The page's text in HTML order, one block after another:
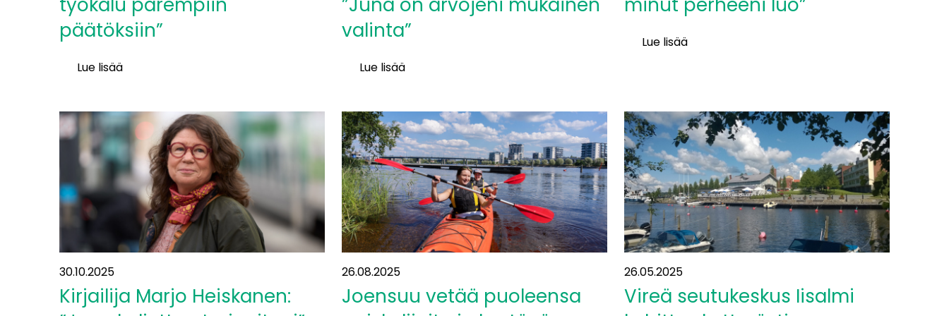
päätöksiin”
Lue lisää
on
työkalu
parempiin
päätöksiin”
valinta”
Lue lisää
Kemppainen:
”Juna
on
arvojeni
mukainen
valinta”
Lue lisää
vie
minut
perheeni
luo”
30.10.2025
Kirjailija Marjo Heiskanen:
26.08.2025
Joensuu vetää puoleensa
26.05.2025
Vireä seutukeskus Iisalmi